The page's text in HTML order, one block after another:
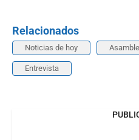
Relacionados
Noticias de hoy
Entrevista